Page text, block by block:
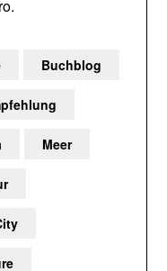
Buchblog
Meer